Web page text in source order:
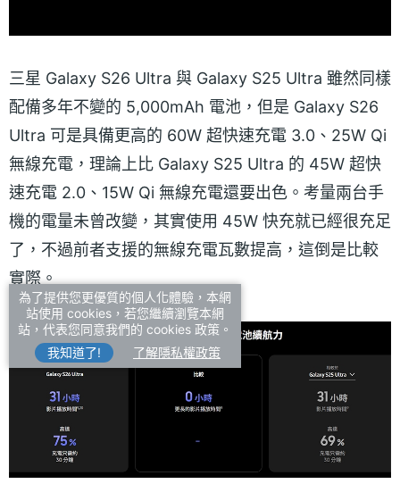
三星 Galaxy S26 Ultra 與 Galaxy S25 Ultra 雖然同樣
配備多年不變的 5,000mAh 電池，但是 Galaxy S26
Ultra 可是具備更高的 60W 超快速充電 3.0、25W Qi
無線充電，理論上比 Galaxy S25 Ultra 的 45W 超快
速充電 2.0、15W Qi 無線充電還要出色。考量兩台手
機的電量未曾改變，其實使用 45W 快充就已經很充足
了，不過前者支援的無線充電瓦數提高，這倒是比較
實際。
為了提供您更優質的個人化體驗，本網
站使用 cookies，若您繼續瀏覽本網
站，代表您同意我們的 cookies 政策。
我知道了!
了解隱私權政策